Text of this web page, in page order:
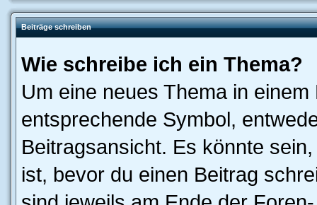
Beiträge schreiben
Wie schreibe ich ein Thema?
Um eine neues Thema in
entsprechende Symbol,
Beitragsansicht. Es könnte
ist, bevor du einen Beitrag